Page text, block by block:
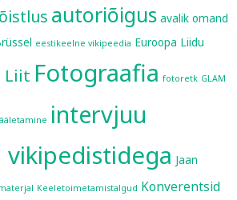
autoriõigus avalik omand
eestikeelne vikipeedia Euroopa Liidu
Liit Fotograafia fotoretk GLAM
intervjuu
Jaan
Keeletoimetamistalgud Konverentsid